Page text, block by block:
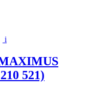
i
521)